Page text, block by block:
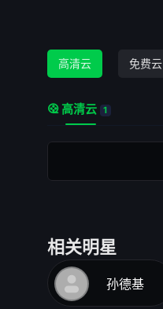
高清云 免费云
高清云 1
相关明星
孙德基